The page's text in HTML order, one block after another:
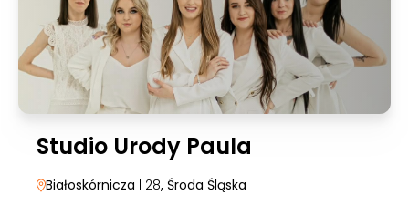
Studio Urody Paula
Białoskórnicza | 28, Środa Śląska